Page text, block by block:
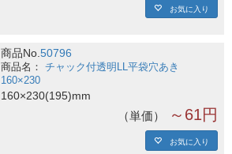
お気に入り
商品No.50796
チャック付透明LL平袋穴あき
160×230
160×230(195)mm
単価 ～61円
お気に入り